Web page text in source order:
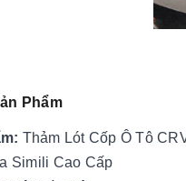
Phẩm
Thảm Lót Cốp Ô Tô
Simili Cao Cấp